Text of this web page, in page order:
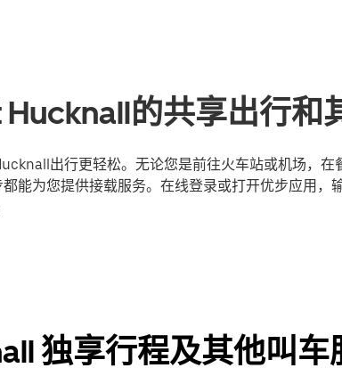
的共享出行和
出行更轻松。无论您是前往火车站或机场，在
能为您提供接载服务。在线登录或打开优步应用，
独享行程及其他叫车